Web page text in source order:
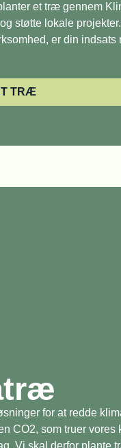
et træ gennem
støtte lokale
er din indsats
TRÆ
for at redde
CO2, som truer vores
Vi skal derfor plante